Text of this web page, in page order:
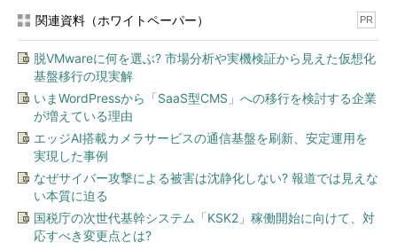
関連資料（ホワイトペーパー） PR
脱VMwareに何を選ぶ? 市場分析や実機検証から見えた仮想化
基盤移行の現実解
いまWordPressから「SaaS型CMS」への移行を検討する企業
が増えている理由
エッジAI搭載カメラサービスの通信基盤を刷新、安定運用を
実現した事例
なぜサイバー攻撃による被害は沈静化しない? 報道では見えな
い本質に迫る
国税庁の次世代基幹システム「KSK2」稼働開始に向けて、対
応すべき変更点とは?